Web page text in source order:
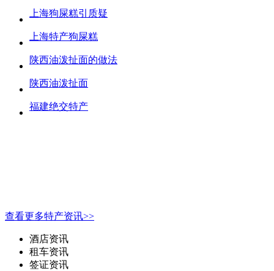
上海狗屎糕引质疑
上海特产狗屎糕
陕西油泼扯面的做法
陕西油泼扯面
福建绝交特产
查看更多特产资讯>>
酒店资讯
租车资讯
签证资讯